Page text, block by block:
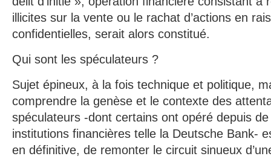
illicites sur la vente ou le rachat d’actions en
confidentielles, serait alors constitué.
Qui sont les spéculateurs ?
Sujet épineux, à la fois technique et politique,
comprendre la genèse et le contexte des
spéculateurs -dont certains ont opéré depuis
institutions financières telle la Deutsche Bank-
en définitive, de remonter le circuit sinueux